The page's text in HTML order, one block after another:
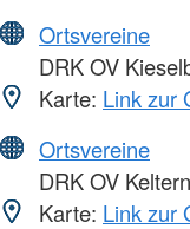
Ortsvereine
DRK OV
Karte: Link zur
Ortsvereine
DRK OV Keltern
Karte: Link zur